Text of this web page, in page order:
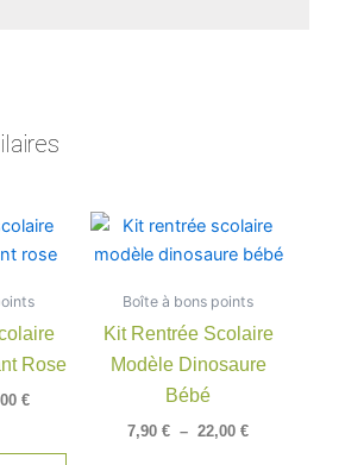
Rose
€
Plage
prix :
à
produit
plusieurs
variations.
Les
peuvent
être
Boîte à bons points
Kit Rentrée Scolaire
Modèle Dinosaure
Bébé
7,90 € – 22,00 €
Plage
prix :
à